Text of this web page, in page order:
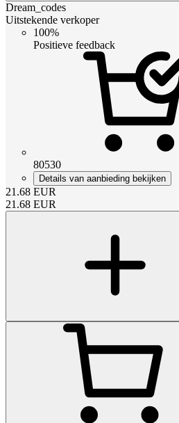
Dream_codes
Uitstekende verkoper
100%
Positieve feedback
80530
Details van aanbieding bekijken
21.68 EUR
21.68 EUR